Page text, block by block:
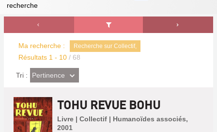
recherche
Ma recherche : Recherche sur Collectif,
Résultats 1 - 10 / 68
Tri : (Effet
imédiat)
Pertinence
TOHU REVUE BOHU
Livre | Collectif | Humanoïdes associés,
2001